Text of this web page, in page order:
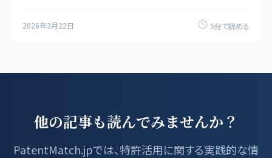
2026年3月22日 5分で読める
他の記事も読んでみませんか？
PatentMatch.jpでは、特許活用に関する実践的な情